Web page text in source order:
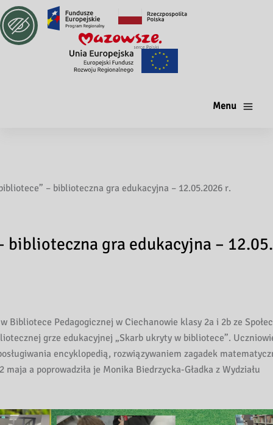
Menu
– biblioteczna gra edukacyjna – 12.05.2026 r.
biblioteczna gra edukacyjna –
Pedagogicznej w Ciechanowie klasy 2a i 2b ze
grze edukacyjnej „Skarb ukryty w bibliotece”.
encyklopedią, rozwiązywaniem zagadek
a poprowadziła je Monika Biedrzycka-Gładka z Wydziału